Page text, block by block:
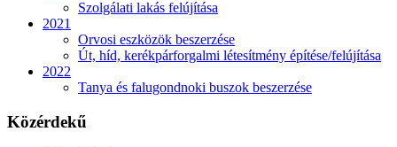
Szolgálati lakás felújítása
2021
Orvosi eszközök beszerzése
Út, híd, kerékpárforgalmi létesítmény építése/felújítása
2022
Tanya és falugondnoki buszok beszerzése
Közérdekű